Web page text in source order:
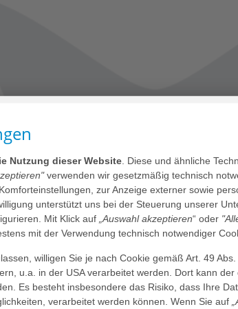
Nutzung dieser Website . Diese und ähnliche
verwenden wir gesetzmäßig technisch
zur Anzeige externer sowie
unterstützt uns bei der Steuerung unserer
Mit Klick auf „Auswahl akzeptieren“ oder
mit der Verwendung technisch notwendiger
willigen Sie je nach Cookie gemäß Art. 49
u.a. in der USA verarbeitet werden. Dort kann
Es besteht insbesondere das Risiko, dass Ihre
verarbeitet werden können. Wenn Sie auf